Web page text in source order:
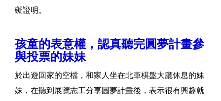
礙證明。
孩童的表意權，認真聽完圓夢計畫參
與投票的妹妹
於出遊回家的空檔，和家人坐在北車棋盤大廳休息的妹
妹，在聽到展覽志工分享圓夢計畫後，表示很有興趣就